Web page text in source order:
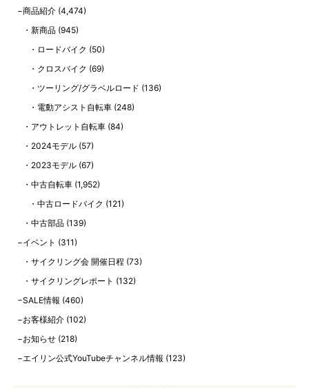
商品紹介 (4,474)
新商品 (945)
ロードバイク (50)
クロスバイク (69)
ツーリング/グラベルロード (136)
電動アシスト自転車(248)
アウトレット自転車 (84)
2024モデル (57)
2023モデル (67)
中古自転車 (1,952)
中古ロードバイク (121)
中古部品 (139)
イベント (311)
サイクリング会 開催日程 (73)
サイクリングレポート (132)
SALE情報 (460)
お客様紹介 (102)
お知らせ (218)
エイリン公式YouTubeチャンネル情報 (123)